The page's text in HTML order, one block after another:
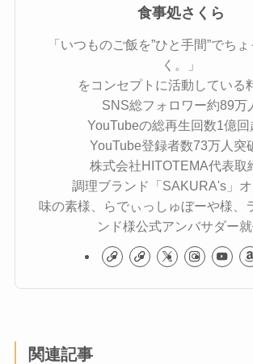
食事処さくら
「いつものご飯を”ひと手間”でち
く。」
をコンセプトに活動している
SNS総フォロワー約89万
YouTubeの総再生回数1億回
YouTube登録者数73万人突
株式会社HITOTEMA代表取
調理ブランド「SAKURA's」
味の素様、らでぃっしゅぼーや様、
ンド様公式アンバサダー
関連記事